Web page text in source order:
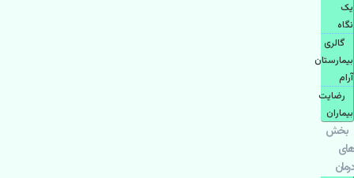
یک
نگاه
گالری
بیمارستان
آرام
رضایت
بیماران
بخش
های
درمان